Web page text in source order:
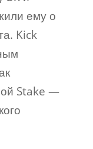
ему о
Kick
Stake —